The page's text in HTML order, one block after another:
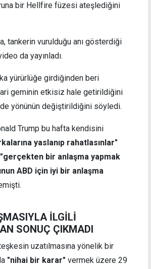
bir Hellfire füzesi ateşlediğini
tankerin vurulduğu anı gösterdiği
da yayınladı.
yürürlüğe girdiğinden beri
geminin etkisiz hale getirildiğini
yönünün değiştirildiğini söyledi.
Trump bu hafta kendisini
yaslanıp rahatlasınlar"
"gerçekten bir anlaşma yapmak
ABD için iyi bir anlaşma
İLGİLİ
SONUÇ ÇIKMADI
uzatılmasına yönelik bir
"nihai bir karar" vermek üzere 29